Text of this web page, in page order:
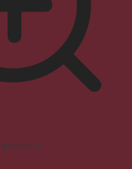
couleurs